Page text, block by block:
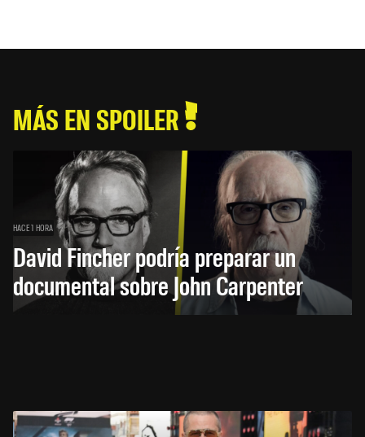
MÁS EN SPOILER
HACE 1 HORA
David Fincher podría preparar un
documental sobre John Carpenter